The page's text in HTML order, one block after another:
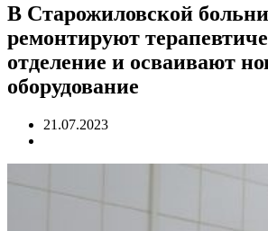
В Старожиловской
ремонтируют
отделение и осваивают
оборудование
21.07.2023